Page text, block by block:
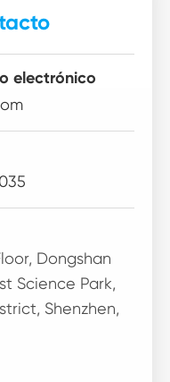
electrónico
Dongshan
Science Park,
Shenzhen,